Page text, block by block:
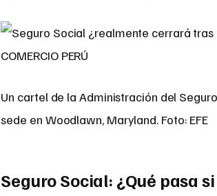
Un cartel de la Administración del
sede en Woodlawn, Maryland. Foto: EFE
Seguro Social: ¿Qué pasa